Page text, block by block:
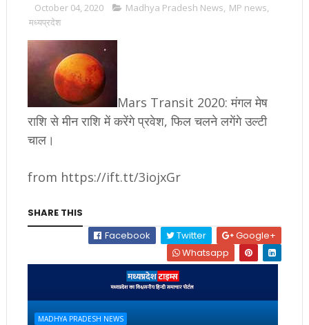
October 04, 2020 Madhya Pradesh News, MP news,
मध्यप्रदेश
Mars Transit 2020: मंगल मेष
राशि से मीन राशि में करेंगे प्रवेश, फिल चलने लगेंगे उल्टी
चाल।
from https://ift.tt/3iojxGr
SHARE THIS
Facebook
Twitter
Google+
Whatsapp
MADHYA PRADESH NEWS